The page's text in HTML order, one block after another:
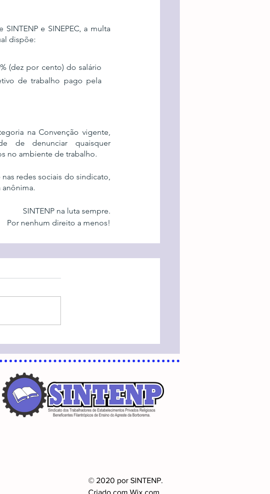
e SINEPEC, a multa
dispõe:
(dez por cento) do salário
de trabalho pago pela
na Convenção vigente,
de denunciar quaisquer
no ambiente de trabalho.
redes sociais do sindicato,
SINTENP na luta sempre.
Por nenhum direito a menos!
© 2020 por SINTENP.
Criado com Wix.com